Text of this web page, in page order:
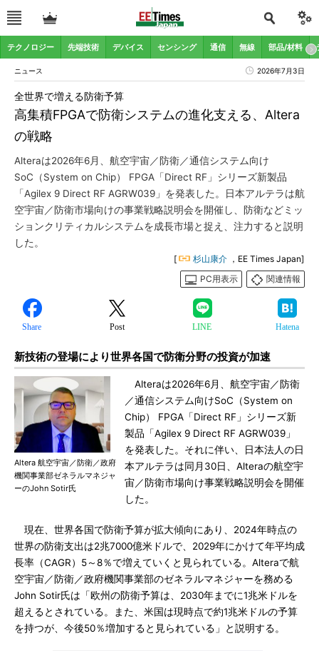
テクノロジー 先端技術 デバイス センシング 通信 無線 部品/材料
ニュース 2026年7月3日
高集積FPGAで防衛システムの進化支える、Altera
の戦略
全世界で増える防衛予算
Alteraは2026年6月、航空宇宙／防衛／通信システム向け
SoC（System on Chip） FPGA「Direct RF」シリーズ新製品
「Agilex 9 Direct RF AGRW039」を発表した。日本アルテラは航
空宇宙／防衛市場向けの事業戦略説明会を開催し、防衛などミッ
ションクリティカルシステムを成長市場と捉え、注力すると説明
した。
[ 杉山康介 ，EE Times Japan]
PC用表示
関連情報
Share Post LINE Hatena
新技術の登場により世界各国で防衛分野の投資が加速
Altera 航空宇宙／防衛／政府
機関事業部ゼネラルマネジャ
ーのJohn Sotir氏
Alteraは2026年6月、航空宇宙／防衛
／通信システム向けSoC（System on
Chip） FPGA「Direct RF」シリーズ新
製品「Agilex 9 Direct RF AGRW039」
を発表した。それに伴い、日本法人の日
本アルテラは同月30日、Alteraの航空宇
宙／防衛市場向け事業戦略説明会を開催
した。
現在、世界各国で防衛予算が拡大傾向にあり、2024年時点の
世界の防衛支出は2兆7000億米ドルで、2029年にかけて年平均成
長率（CAGR）5～8％で増えていくと見られている。Alteraで航
空宇宙／防衛／政府機関事業部のゼネラルマネジャーを務める
John Sotir氏は「欧州の防衛予算は、2030年までに1兆米ドルを
超えるとされている。また、米国は現時点で約1兆米ドルの予算
を持つが、今後50％増加すると見られている」と説明する。